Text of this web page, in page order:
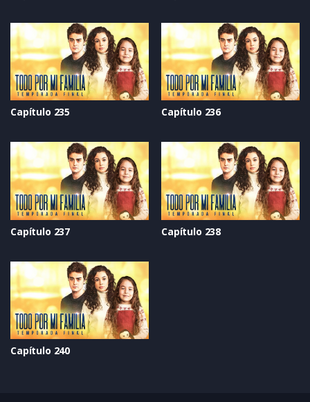
Capítulo 235 Capítulo 236
Capítulo 237 Capítulo 238
Capítulo 240